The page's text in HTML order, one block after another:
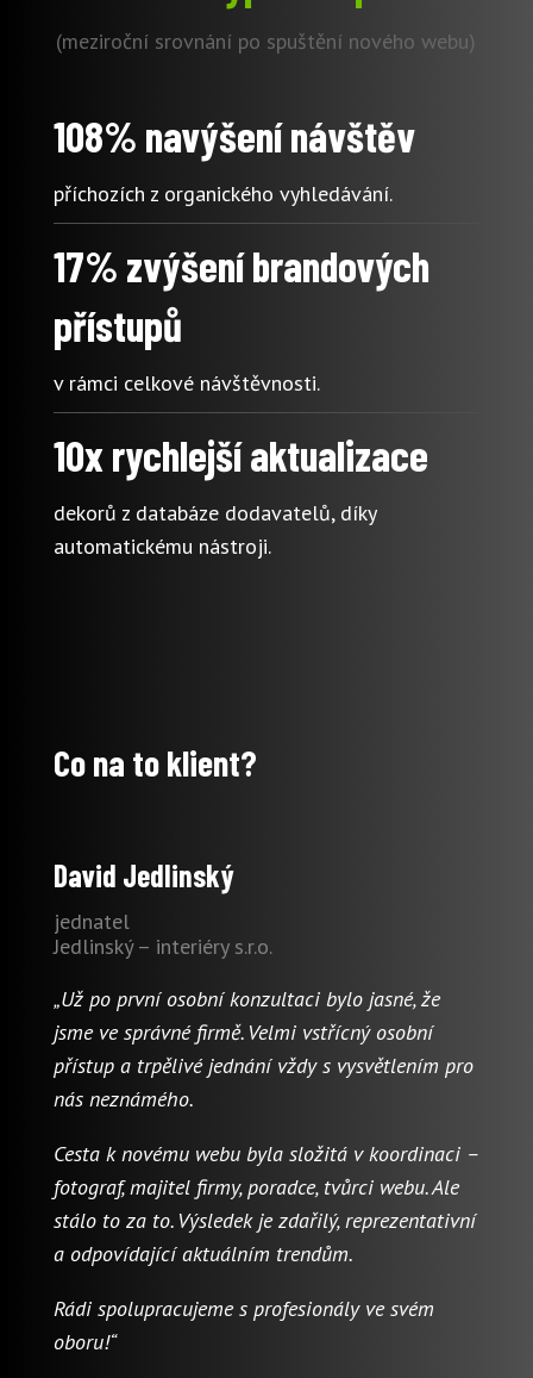
(meziroční srovnání po spuštění nového webu)
108% navýšení návštěv
příchozích z organického vyhledávání.
17% zvýšení brandových
přístupů
v rámci celkové návštěvnosti.
10x rychlejší aktualizace
dekorů z databáze dodavatelů, díky
automatickému nástroji.
Co na to klient?
David Jedlinský
jednatel
Jedlinský – interiéry s.r.o.
„Už po první osobní konzultaci bylo jasné, že
jsme ve správné firmě. Velmi vstřícný osobní
přístup a trpělivé jednání vždy s vysvětlením pro
nás neznámého.
Cesta k novému webu byla složitá v koordinaci –
fotograf, majitel firmy, poradce, tvůrci webu. Ale
stálo to za to. Výsledek je zdařilý, reprezentativní
a odpovídající aktuálním trendům.
Rádi spolupracujeme s profesionály ve svém
oboru!“